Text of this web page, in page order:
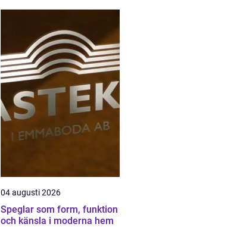
04 augusti 2026
Speglar som form, funktion
och känsla i moderna hem